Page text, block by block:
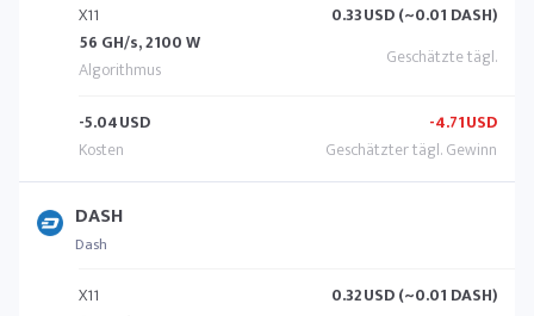
X11
56 GH/s, 2100 W
0.33USD (~0.01 DASH)
-5.04USD -4.71USD
DASH
Dash
X11
0.32USD (~0.01 DASH)